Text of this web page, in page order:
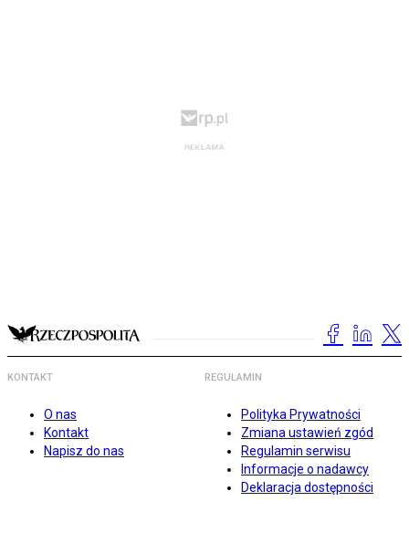
KONTAKT
O nas
Kontakt
Napisz do nas
REGULAMIN
Polityka Prywatności
Zmiana ustawień zgód
Regulamin serwisu
Informacje o nadawcy
Deklaracja dostępności